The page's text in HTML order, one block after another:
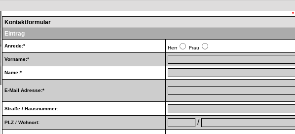
*
Kontaktformular
Eintrag
Anrede:* Herr Frau
Vorname:*
Name:*
E-Mail Adresse:*
Straße / Hausnummer:
PLZ / Wohnort: /